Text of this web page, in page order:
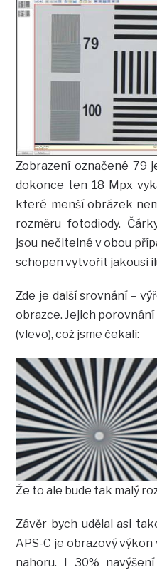
Zobrazení označené 79
dokonce ten 18 Mpx
které menší obrázek
rozměru fotodiody.
jsou nečitelné v obou
schopen vytvořit jakousi
Zde je další srovnání –
obrazce. Jejich
(vlevo), což jsme čekali:
Že to ale bude tak malý
Závěr bych udělal asi
APS-C je obrazový
nahoru. I 30%